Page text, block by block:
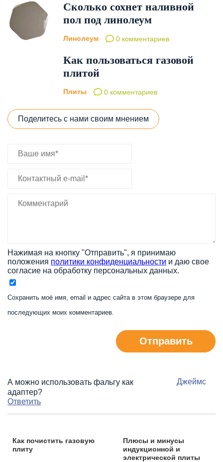
Сколько сохнет наливной
пол под линолеум
Линолеум 0 комментариев
Как пользоваться газовой
плитой
Плиты 0 комментариев
Поделитесь с нами своим мнением
Нажимая на кнопку "Отправить", я принимаю
положения политики конфиденциальности и даю свое
согласие на обработку персональных данных.
Сохранить моё имя, email и адрес сайта в этом браузере для
последующих моих комментариев.
Отправить
А можно использовать фальгу как
адаптер?
Джеймс
Ответить
Как почистить газовую
плиту
Плюсы и минусы
индукционной и
электрической плиты